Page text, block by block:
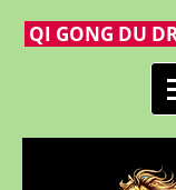
QI GONG DU